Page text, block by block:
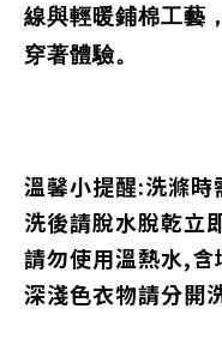
線與輕暖鋪棉工藝
穿著體驗。
溫馨小提醒:洗滌
洗後請脫水脫乾立
請勿使用溫熱水,
深淺色衣物請分開